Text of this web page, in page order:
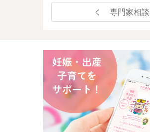
専門家相